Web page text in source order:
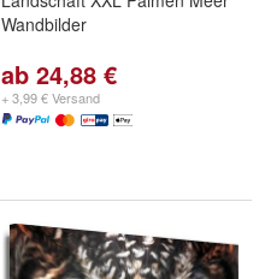
Wandbilder
ab 24,88 €
+ 3,99 € Versand